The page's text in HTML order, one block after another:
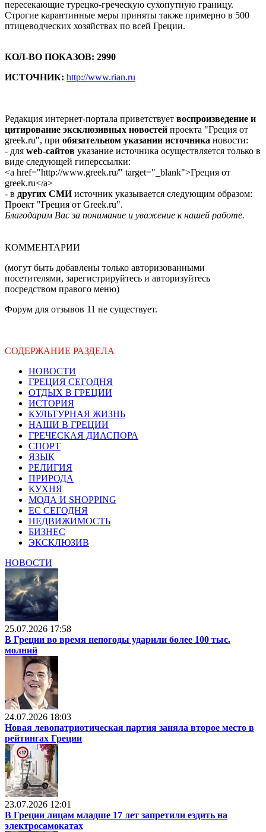
пересекающие турецко-греческую сухопутную границу.
Строгие карантинные меры приняты также примерно в 500
птицеводческих хозяйствах по всей Греции.
КОЛ-ВО ПОКАЗОВ: 2990
ИСТОЧНИК: http://www.rian.ru
Редакция интернет-портала приветствует воспроизведение и
цитирование эксклюзивных новостей проекта "Греция от
greek.ru", при обязательном указании источника новости:
- для web-сайтов указание источника осуществляется только в
виде следующей гиперссылки:
<a href="http://www.greek.ru/" target="_blank">Греция от
greek.ru</a>
- в других СМИисточник указывается следующим образом:
Проект "Греция от Greek.ru".
Благодарим Вас за понимание и уважение к нашей работе.
КОММЕНТАРИИ
(могут быть добавлены только авторизованными
посетителями, зарегистрируйтесь и авторизуйтесь
посредством правого меню)
Форум для отзывов 11 не существует.
СОДЕРЖАНИЕ РАЗДЕЛА
НОВОСТИ
ГРЕЦИЯ СЕГОДНЯ
ОТДЫХ В ГРЕЦИИ
ИСТОРИЯ
КУЛЬТУРНАЯ ЖИЗНЬ
НАШИ В ГРЕЦИИ
ГРЕЧЕСКАЯ ДИАСПОРА
СПОРТ
ЯЗЫК
РЕЛИГИЯ
ПРИРОДА
КУХНЯ
МОДА И SHOPPING
ЕС СЕГОДНЯ
НЕДВИЖИМОСТЬ
БИЗНЕС
ЭКСКЛЮЗИВ
НОВОСТИ
25.07.2026 17:58
В Греции во время непогоды ударили более 100 тыс.
молний
24.07.2026 18:03
Новая левопатриотическая партия заняла второе место в
рейтингах Греции
23.07.2026 12:01
В Греции лицам младше 17 лет запретили ездить на
электросамокатах